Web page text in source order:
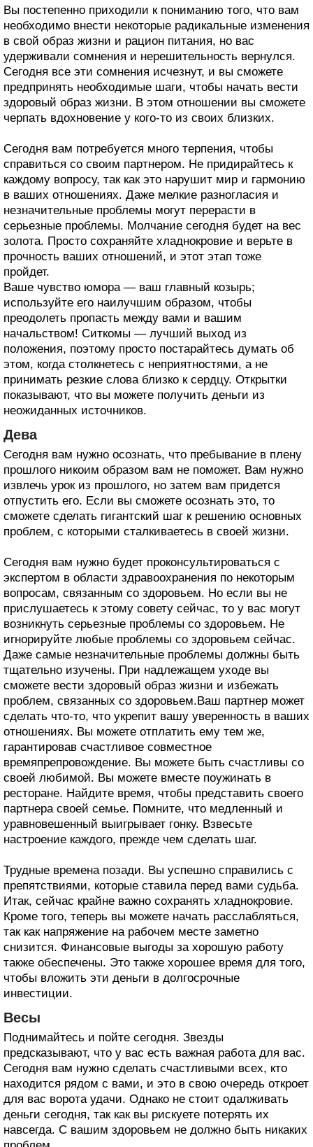
Вы постепенно приходили к пониманию того, что вам
необходимо внести некоторые радикальные изменения
в свой образ жизни и рацион питания, но вас
удерживали сомнения и нерешительность вернулся.
Сегодня все эти сомнения исчезнут, и вы сможете
предпринять необходимые шаги, чтобы начать вести
здоровый образ жизни. В этом отношении вы сможете
черпать вдохновение у кого-то из своих близких.
Сегодня вам потребуется много терпения, чтобы
справиться со своим партнером. Не придирайтесь к
каждому вопросу, так как это нарушит мир и гармонию
в ваших отношениях. Даже мелкие разногласия и
незначительные проблемы могут перерасти в
серьезные проблемы. Молчание сегодня будет на вес
золота. Просто сохраняйте хладнокровие и верьте в
прочность ваших отношений, и этот этап тоже
пройдет.
Ваше чувство юмора — ваш главный козырь;
используйте его наилучшим образом, чтобы
преодолеть пропасть между вами и вашим
начальством! Ситкомы — лучший выход из
положения, поэтому просто постарайтесь думать об
этом, когда столкнетесь с неприятностями, а не
принимать резкие слова близко к сердцу. Открытки
показывают, что вы можете получить деньги из
неожиданных источников.
Дева
Сегодня вам нужно осознать, что пребывание в плену
прошлого никоим образом вам не поможет. Вам нужно
извлечь урок из прошлого, но затем вам придется
отпустить его. Если вы сможете осознать это, то
сможете сделать гигантский шаг к решению основных
проблем, с которыми сталкиваетесь в своей жизни.
Сегодня вам нужно будет проконсультироваться с
экспертом в области здравоохранения по некоторым
вопросам, связанным со здоровьем. Но если вы не
прислушаетесь к этому совету сейчас, то у вас могут
возникнуть серьезные проблемы со здоровьем. Не
игнорируйте любые проблемы со здоровьем сейчас.
Даже самые незначительные проблемы должны быть
тщательно изучены. При надлежащем уходе вы
сможете вести здоровый образ жизни и избежать
проблем, связанных со здоровьем.Ваш партнер может
сделать что-то, что укрепит вашу уверенность в ваших
отношениях. Вы можете отплатить ему тем же,
гарантировав счастливое совместное
времяпрепровождение. Вы можете быть счастливы со
своей любимой. Вы можете вместе поужинать в
ресторане. Найдите время, чтобы представить своего
партнера своей семье. Помните, что медленный и
уравновешенный выигрывает гонку. Взвесьте
настроение каждого, прежде чем сделать шаг.
Трудные времена позади. Вы успешно справились с
препятствиями, которые ставила перед вами судьба.
Итак, сейчас крайне важно сохранять хладнокровие.
Кроме того, теперь вы можете начать расслабляться,
так как напряжение на рабочем месте заметно
снизится. Финансовые выгоды за хорошую работу
также обеспечены. Это также хорошее время для того,
чтобы вложить эти деньги в долгосрочные
инвестиции.
Весы
Поднимайтесь и пойте сегодня. Звезды
предсказывают, что у вас есть важная работа для вас.
Сегодня вам нужно сделать счастливыми всех, кто
находится рядом с вами, и это в свою очередь откроет
для вас ворота удачи. Однако не стоит одалживать
деньги сегодня, так как вы рискуете потерять их
навсегда. С вашим здоровьем не должно быть никаких